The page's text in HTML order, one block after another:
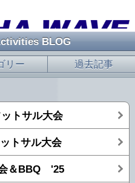
BLOG
リー 過去記事
トサル大会
トサル大会
＆BBQ '25